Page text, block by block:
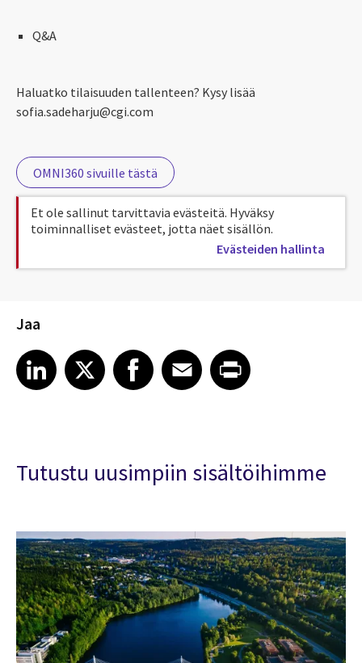
Q&A
Haluatko tilaisuuden tallenteen? Kysy lisää
sofia.sadeharju@cgi.com
OMNI360 sivuille tästä
Et ole sallinut tarvittavia evästeitä. Hyväksy
toiminnalliset evästeet, jotta näet sisällön.
Evästeiden hallinta
Jaa
Share article on LinkedIn
LinkedIn
Share article on XShare article on Facebook
Facebook
Share article on Email
EmailShare article on Print
Tutustu uusimpiin sisältöihimme